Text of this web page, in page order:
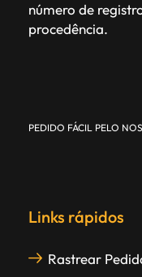
número de
procedência.
PEDIDO FÁCIL PELO
Links rápidos
Rastrear